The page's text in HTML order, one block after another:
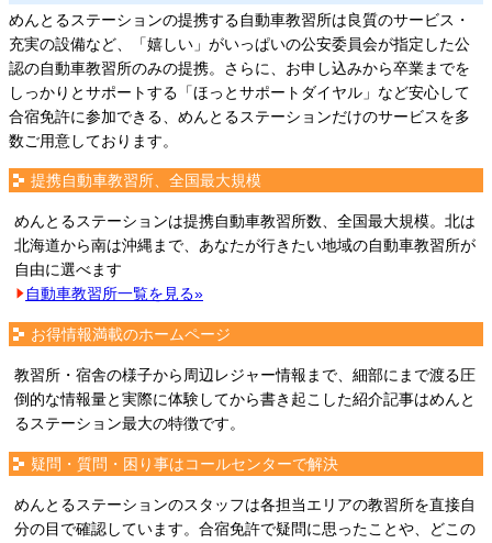
めんとるステーションの提携する自動車教習所は良質のサービス・
充実の設備など、「嬉しい」がいっぱいの公安委員会が指定した公
認の自動車教習所のみの提携。さらに、お申し込みから卒業までを
しっかりとサポートする「ほっとサポートダイヤル」など安心して
合宿免許に参加できる、めんとるステーションだけのサービスを多
数ご用意しております。
提携自動車教習所、全国最大規模
めんとるステーションは提携自動車教習所数、全国最大規模。北は
北海道から南は沖縄まで、あなたが行きたい地域の自動車教習所が
自由に選べます
自動車教習所一覧を見る»
お得情報満載のホームページ
教習所・宿舎の様子から周辺レジャー情報まで、細部にまで渡る圧
倒的な情報量と実際に体験してから書き起こした紹介記事はめんと
るステーション最大の特徴です。
疑問・質問・困り事はコールセンターで解決
めんとるステーションのスタッフは各担当エリアの教習所を直接自
分の目で確認しています。合宿免許で疑問に思ったことや、どこの